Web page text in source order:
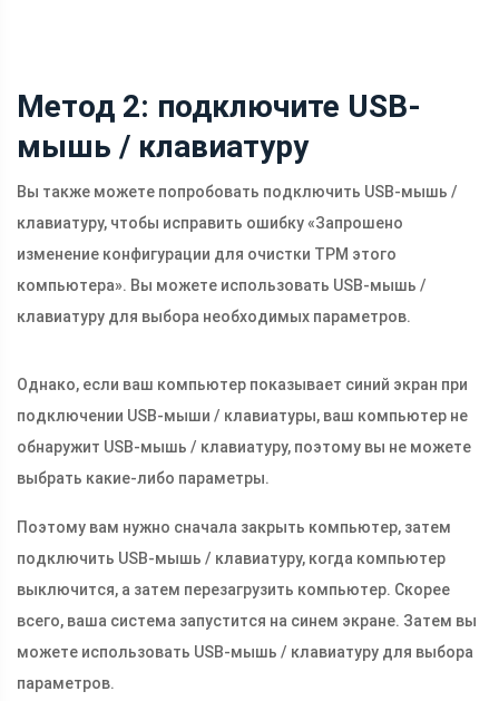
Метод 2: подключите USB-
мышь / клавиатуру
Вы также можете попробовать подключить USB-мышь /
клавиатуру, чтобы исправить ошибку «Запрошено
изменение конфигурации для очистки TPM этого
компьютера». Вы можете использовать USB-мышь /
клавиатуру для выбора необходимых параметров.
Однако, если ваш компьютер показывает синий экран при
подключении USB-мыши / клавиатуры, ваш компьютер не
обнаружит USB-мышь / клавиатуру, поэтому вы не можете
выбрать какие-либо параметры.
Поэтому вам нужно сначала закрыть компьютер, затем
подключить USB-мышь / клавиатуру, когда компьютер
выключится, а затем перезагрузить компьютер. Скорее
всего, ваша система запустится на синем экране. Затем вы
можете использовать USB-мышь / клавиатуру для выбора
параметров.